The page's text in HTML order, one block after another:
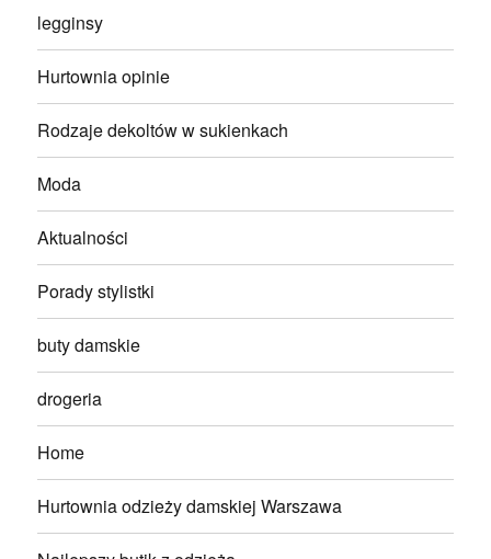
legginsy
Hurtownia opinie
Rodzaje dekoltów w sukienkach
Moda
Aktualności
Porady stylistki
buty damskie
drogeria
Home
Hurtownia odzieży damskiej Warszawa